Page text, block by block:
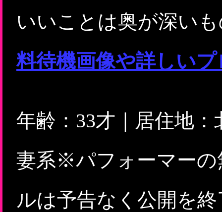
いいことは奥が深い
料待機画像や詳しい
年齢：33才｜居住地
妻系※パフォーマーの
ルは予告なく公開を